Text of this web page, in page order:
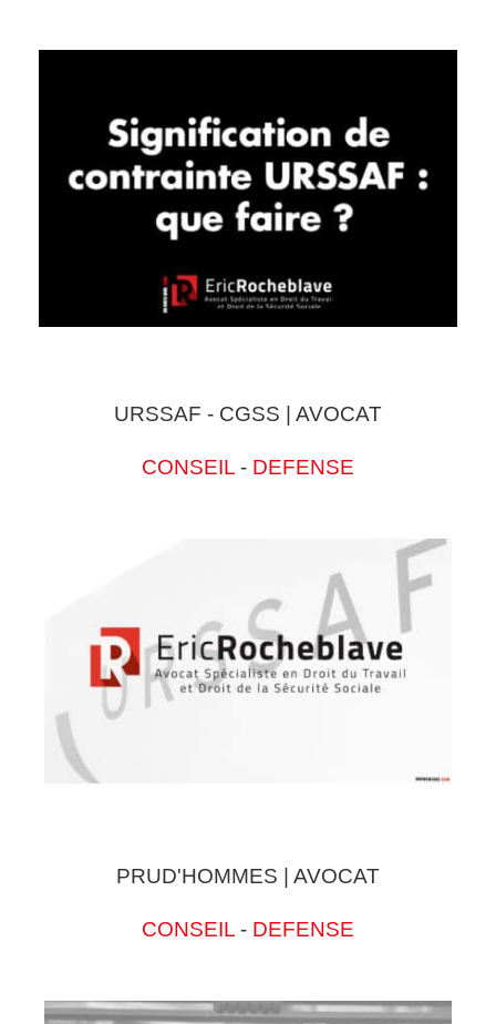
URSSAF - CGSS | AVOCAT
CONSEIL - DEFENSE
PRUD'HOMMES | AVOCAT
CONSEIL - DEFENSE